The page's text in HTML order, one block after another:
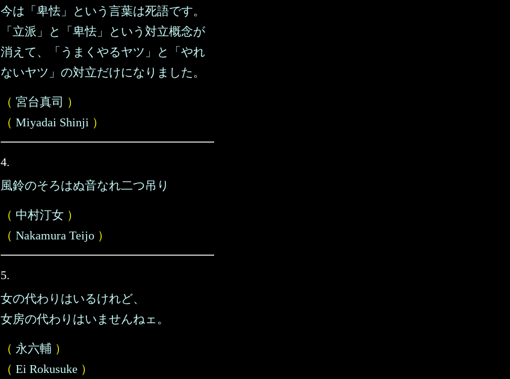
今は「卑怯」という言葉は死語です。
「立派」と「卑怯」という対立概念が
消えて、「うまくやるヤツ」と「やれ
ないヤツ」の対立だけになりました。
（ 宮台真司 ）
（ Miyadai Shinji ）
4.
風鈴のそろはぬ音なれ二つ吊り
（ 中村汀女 ）
（ Nakamura Teijo ）
5.
女の代わりはいるけれど、
女房の代わりはいませんねェ。
（ 永六輔 ）
（ Ei Rokusuke ）